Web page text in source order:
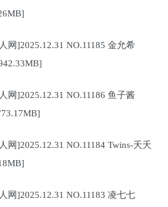
网]2025.12.31 NO.11185 金允希
网]2025.12.31 NO.11186 鱼子酱
网]2025.12.31 NO.11184 Twins-夭夭
网]2025.12.31 NO.11183 凌七七